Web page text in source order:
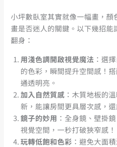
小坪數臥室其實就像一幅畫，
畫是否迷人的關鍵。以下幾招
翻身：
用淺色調開啟視覺魔法 ：選
的色彩，瞬間提升空間感！
通透明亮。
加入自然質感 ：木質地板的
新，能讓房間更具層次感，
鏡子的妙用 ：全身鏡、壁掛
視覺空間，一秒打破狹窄感！
玩轉低飽和色彩 ：避免大面